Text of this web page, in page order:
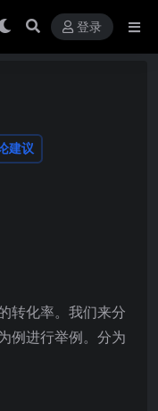
登录
建议
化率。 我们来分
例进行举例。 分为